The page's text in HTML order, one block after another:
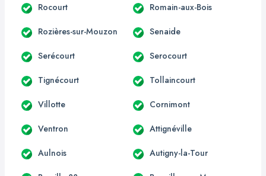
Rocourt Romain-aux-Bois
Rozières-sur-Mouzon Senaide
Serécourt Serocourt
Tignécourt Tollaincourt
Villotte Cornimont
Ventron Attignéville
Aulnois Autigny-la-Tour